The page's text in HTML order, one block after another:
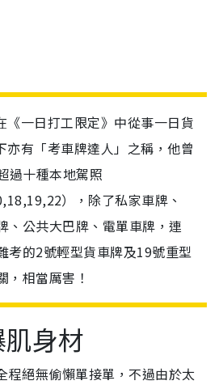
《一日打工限定》中從事一日貨
亦有「考車牌達人」之稱，他曾
過十種本地駕照
），除了私家車牌、
、公共大巴牌、電單車牌，連
考的2號輕型貨車牌及19號重型
，相當厲害！
身材
程絕無偷懶單接單，不過由於太